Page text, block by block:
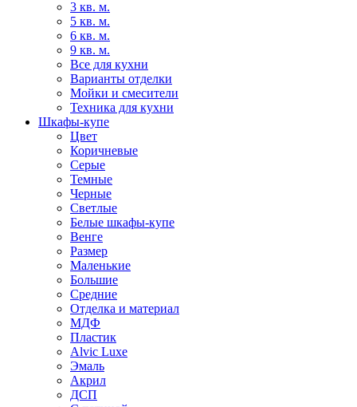
3 кв. м.
5 кв. м.
6 кв. м.
9 кв. м.
Все для кухни
Варианты отделки
Мойки и смесители
Техника для кухни
Шкафы-купе
Цвет
Коричневые
Серые
Темные
Черные
Светлые
Белые шкафы-купе
Венге
Размер
Маленькие
Большие
Средние
Отделка и материал
МДФ
Пластик
Alvic Luxe
Эмаль
Акрил
ДСП